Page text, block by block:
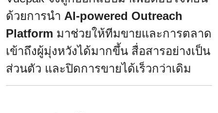
ด้วยการนำ AI-powered Outreach
Platform มาช่วยให้ทีมขายและการตลาด
เข้าถึงผู้มุ่งหวังได้มากขึ้น สื่อสารอย่างเป็น
ส่วนตัว และปิดการขายได้เร็วกว่าเดิม